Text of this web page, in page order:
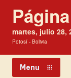
martes, julio 28,
Potosí - Bolivia
Menu